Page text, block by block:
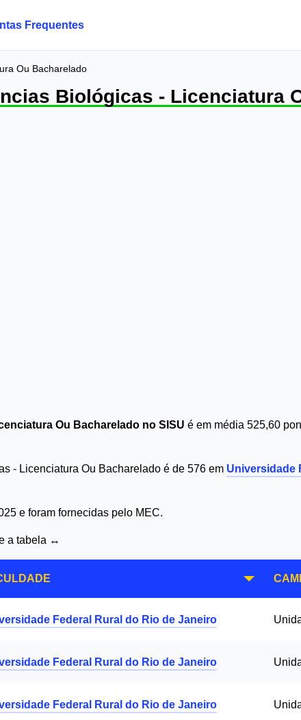
Frequentes
Ou Bacharelado
Biológicas - Licenciatura
Ou Bacharelado no SISU é em média 525,60
- Licenciatura Ou Bacharelado é de 576 em Universidade
e foram fornecidas pelo MEC.
a tabela ↔
Federal Rural do Rio de Janeiro
Federal Rural do Rio de Janeiro
Federal Rural do Rio de Janeiro